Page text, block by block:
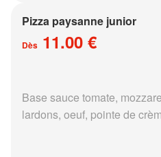
Pizza paysanne junior
Dès 11.00 €
Base sauce tomate,
lardons, oeuf, pointe de